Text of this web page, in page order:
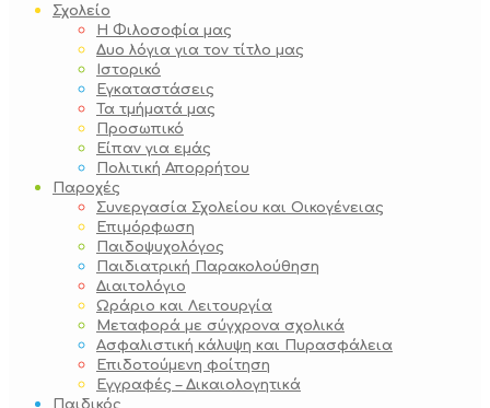
Σχολείο
Η Φιλοσοφία μας
Δυο λόγια για τον τίτλο μας
Ιστορικό
Εγκαταστάσεις
Τα τμήματά μας
Προσωπικό
Είπαν για εμάς
Πολιτική Απορρήτου
Παροχές
Συνεργασία Σχολείου και Οικογένειας
Επιμόρφωση
Παιδοψυχολόγος
Παιδιατρική Παρακολούθηση
Διαιτολόγιο
Ωράριο και Λειτουργία
Μεταφορά με σύγχρονα σχολικά
Ασφαλιστική κάλυψη και Πυρασφάλεια
Επιδοτούμενη φοίτηση
Εγγραφές – Δικαιολογητικά
Παιδικός